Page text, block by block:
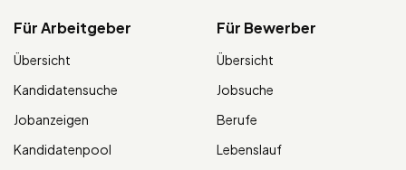
Für Arbeitgeber
Übersicht
Kandidatensuche
Jobanzeigen
Kandidatenpool
Für Bewerber
Übersicht
Jobsuche
Berufe
Lebenslauf